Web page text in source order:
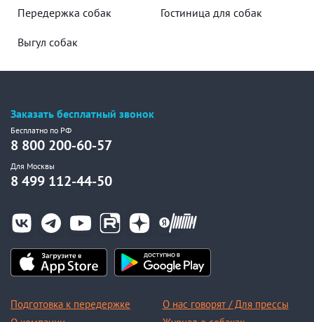
Передержка собак Гостиница для собак
Выгул собак
Заказать бесплатный звонок
Бесплатно по РФ
8 800 200-60-57
Для Москвы
8 499 112-44-50
Подготовка к передержке
О нас говорят / Для прессы